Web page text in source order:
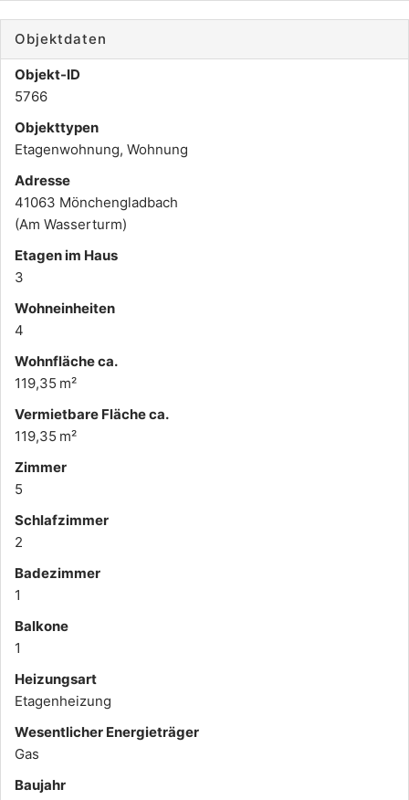
Objektdaten
Objekt-ID
5766
Objekttypen
Etagenwohnung, Wohnung
Adresse
41063 Mönchengladbach
(Am Wasserturm)
Etagen im Haus
3
Wohneinheiten
4
Wohnfläche ca.
119,35 m²
Vermietbare Fläche ca.
119,35 m²
Zimmer
5
Schlafzimmer
2
Badezimmer
1
Balkone
1
Heizungsart
Etagenheizung
Wesentlicher Energieträger
Gas
Baujahr